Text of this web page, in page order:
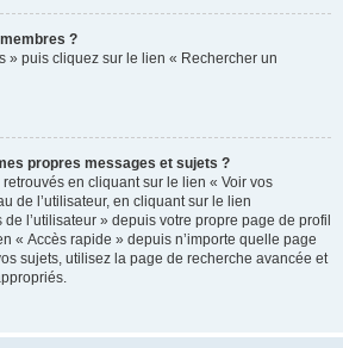
?
» puis cliquez sur le lien « Rechercher un
propres messages et sujets ?
en cliquant sur le lien « Voir vos
de l’utilisateur, en cliquant sur le lien
l’utilisateur » depuis votre propre page de profil
« Accès rapide » depuis n’importe quelle page
sujets, utilisez la page de recherche avancée et